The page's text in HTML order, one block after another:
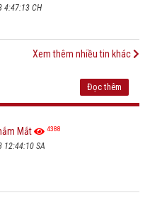
4:47:13 CH
Xem thêm nhiều tin khác
Đọc thêm
Mắt 4388
12:44:10 SA